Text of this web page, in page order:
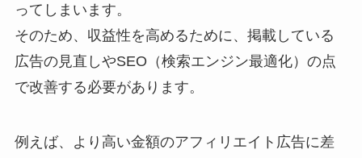
ってしまいます。
そのため、収益性を高めるために、掲載している
広告の見直しやSEO（検索エンジン最適化）の点
で改善する必要があります。
例えば、より高い金額のアフィリエイト広告に差